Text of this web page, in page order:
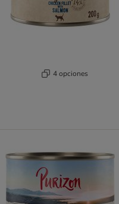
4 opciones